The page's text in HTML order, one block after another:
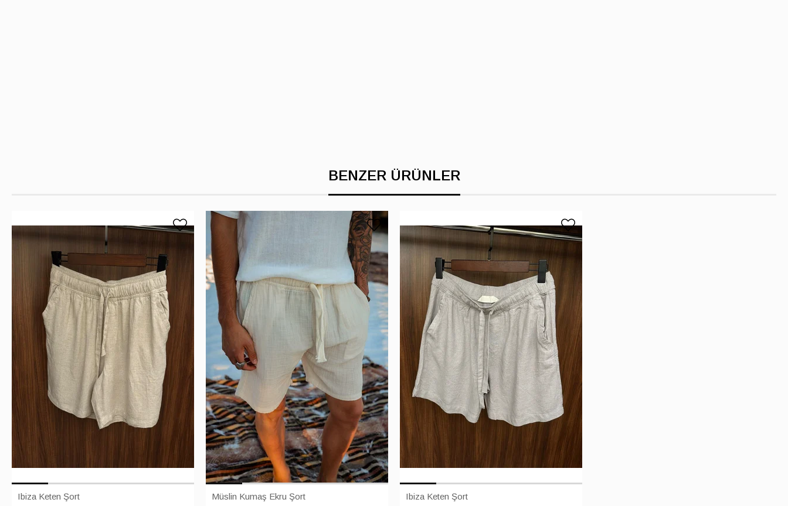
BENZER ÜRÜNLER
Ibiza Keten Şort Müslin Kumaş Ekru Şort Ibiza Keten Şort